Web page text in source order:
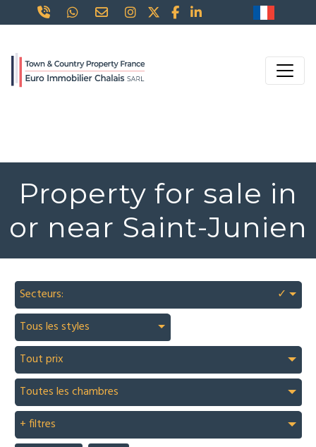
Property for sale in
or near Saint-Junien
Secteurs:
✓
Tous les styles
Tout prix
Toutes les chambres
+ filtres